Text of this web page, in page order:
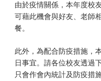
由於疫情關係，本年度校
可藉此機會與好友、老師
餐。
此外，為配合防疫措施，
日事宜。請各位校友透過
只會作會內統計及防疫措